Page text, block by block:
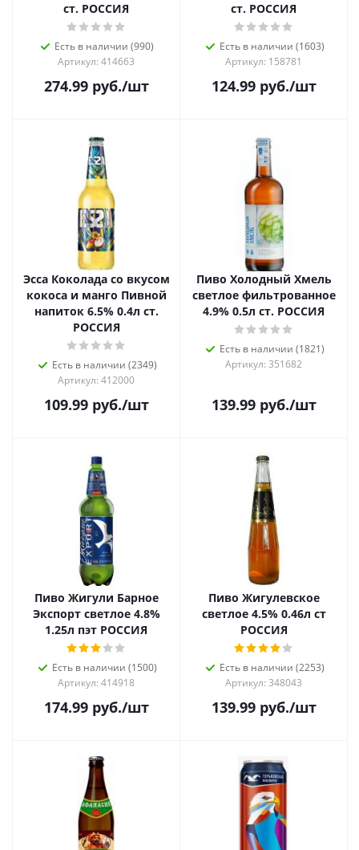
ст. РОССИЯ
Есть в наличии (990)
Артикул: 414663
274.99руб./шт
ст. РОССИЯ
Есть в наличии (1603)
Артикул: 158781
124.99руб./шт
Эсса Коколада со вкусом
кокоса и манго Пивной
напиток 6.5% 0.4л ст.
РОССИЯ
Есть в наличии (2349)
Артикул: 412000
109.99руб./шт
Пиво Холодный Хмель
светлое фильтрованное
4.9% 0.5л ст. РОССИЯ
Есть в наличии (1821)
Артикул: 351682
139.99руб./шт
Пиво Жигули Барное
Экспорт светлое 4.8%
1.25л пэт РОССИЯ
Есть в наличии (1500)
Артикул: 414918
174.99руб./шт
Пиво Жигулевское
светлое 4.5% 0.46л ст
РОССИЯ
Есть в наличии (2253)
Артикул: 348043
139.99руб./шт